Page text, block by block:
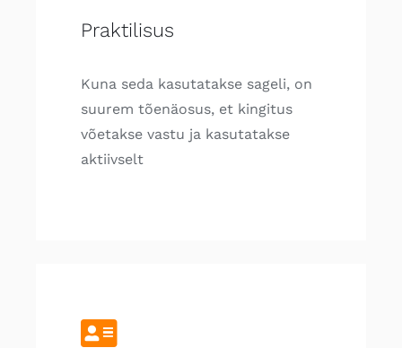
Praktilisus
Kuna seda kasutatakse sageli, on
suurem tõenäosus, et kingitus
võetakse vastu ja kasutatakse
aktiivselt